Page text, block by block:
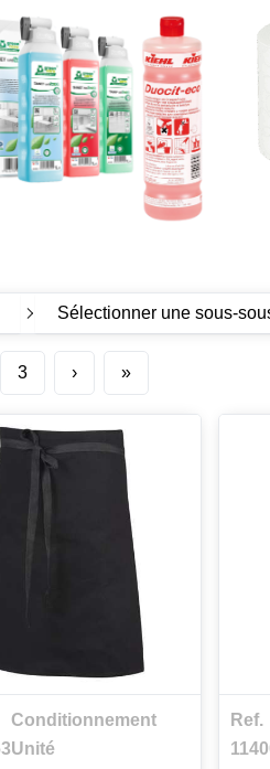
Sélectionner une sous-
3 › »
Conditionnement
Unité
Ref.